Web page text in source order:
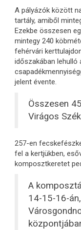
A pályázók között
tartály, amiből
Ezekbe összesen
mintegy 240
fehérvári
időszakában lehulló
jelent évente.
Összesen
Virágos
257-en
fel a kertjükben,
komposztkeretet
A
14-15-16-